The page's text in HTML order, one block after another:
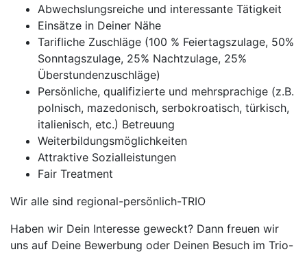
Abwechslungsreiche und interessante Tätigkeit
Einsätze in Deiner Nähe
Tarifliche Zuschläge (100 % Feiertagszulage, 50%
Sonntagszulage, 25% Nachtzulage, 25%
Überstundenzuschläge)
Persönliche, qualifizierte und mehrsprachige (z.B.
polnisch, mazedonisch, serbokroatisch, türkisch,
italienisch, etc.) Betreuung
Weiterbildungsmöglichkeiten
Attraktive Sozialleistungen
Fair Treatment
Wir alle sind regional-persönlich-TRIO
Haben wir Dein Interesse geweckt? Dann freuen wir
uns auf Deine Bewerbung oder Deinen Besuch im Trio-